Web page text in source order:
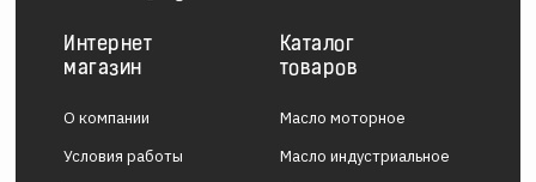
Интернет
магазин
О компании
Условия работы
Каталог
товаров
Масло моторное
Масло индустриальное